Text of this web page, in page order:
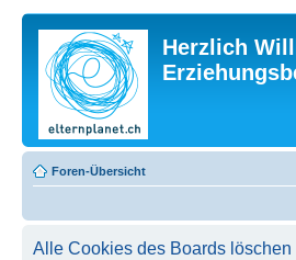
Herzlich
Foren-Übersicht
Alle Cookies des Boards löschen